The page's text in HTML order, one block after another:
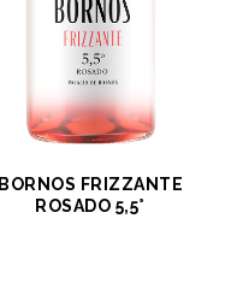
BORNOS FRIZZANTE
ROSADO 5,5°